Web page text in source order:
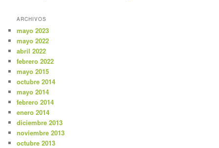
ARCHIVOS
mayo 2023
mayo 2022
abril 2022
febrero 2022
mayo 2015
octubre 2014
mayo 2014
febrero 2014
enero 2014
diciembre 2013
noviembre 2013
octubre 2013